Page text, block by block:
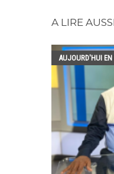
A LIRE
AUJOURD'HUI EN